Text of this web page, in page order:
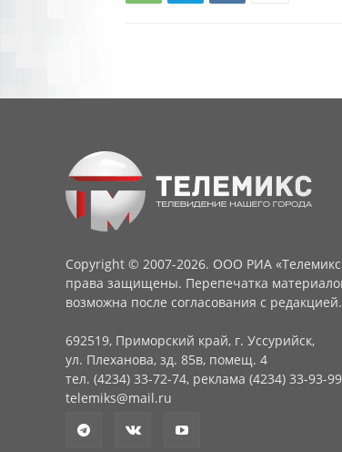
Copyright © 2007-2026. ООО РИА
права защищены. Перепечатка
возможна после согласования с редакцией.
692519, Приморский край, г. Уссурийск,
ул. Плеханова, зд. 85в, помещ. 4
тел. (4234) 33-72-74, реклама (4234) 33-93-99
telemiks@mail.ru